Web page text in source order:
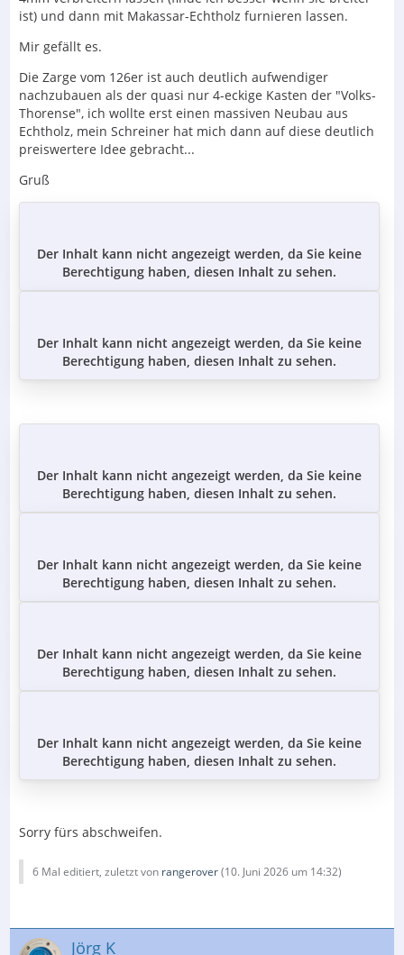
ist) und dann mit Makassar-Echtholz furnieren lassen.
Mir gefällt es.
Die Zarge vom 126er ist auch deutlich aufwendiger
nachzubauen als der quasi nur 4-eckige Kasten der "Volks-
Thorense", ich wollte erst einen massiven Neubau aus
Echtholz, mein Schreiner hat mich dann auf diese deutlich
preiswertere Idee gebracht...
Gruß
Der Inhalt kann nicht angezeigt werden, da Sie keine
Berechtigung haben, diesen Inhalt zu sehen.
Der Inhalt kann nicht angezeigt werden, da Sie keine
Berechtigung haben, diesen Inhalt zu sehen.
Der Inhalt kann nicht angezeigt werden, da Sie keine
Berechtigung haben, diesen Inhalt zu sehen.
Der Inhalt kann nicht angezeigt werden, da Sie keine
Berechtigung haben, diesen Inhalt zu sehen.
Der Inhalt kann nicht angezeigt werden, da Sie keine
Berechtigung haben, diesen Inhalt zu sehen.
Der Inhalt kann nicht angezeigt werden, da Sie keine
Berechtigung haben, diesen Inhalt zu sehen.
Sorry fürs abschweifen.
6 Mal editiert, zuletzt von rangerover(10. Juni 2026 um 14:32)
Jörg K